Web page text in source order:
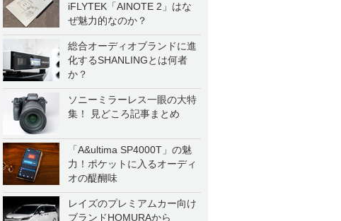
iFLYTEK「AINOTE 2」はな
ぜ魅力的なのか？
総合オーディオブランドに進
化するSHANLINGとは何者
か？
ソニーミラーレス一眼の大特
集！ 見どころ記事まとめ
「A&ultima SP4000T」の魅
力！ポケットに入るオーディ
オの醍醐味
レイズのプレミアムカー向け
ブランドHOMURAから